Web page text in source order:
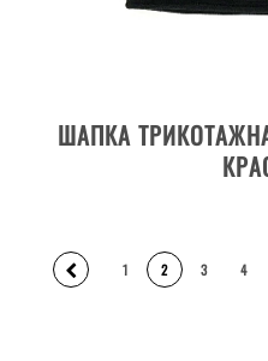
ШАПКА
1 2 3 4